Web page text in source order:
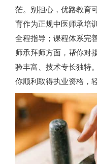
茫。别担心，优路教育
育作为正规中医师承培
全程指导；课程体系完
师承拜师方面，帮你对
验丰富、技术专长独特
你顺利取得执业资格，